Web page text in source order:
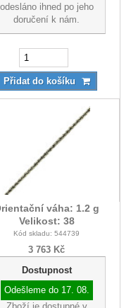
odesláno ihned po jeho
doručení k nám.
Přidat do košíku
váha: 1.2 g
Velikost: 38
Kód skladu: 544739
3 763 Kč
Dostupnost
Odešleme do 17. 08.